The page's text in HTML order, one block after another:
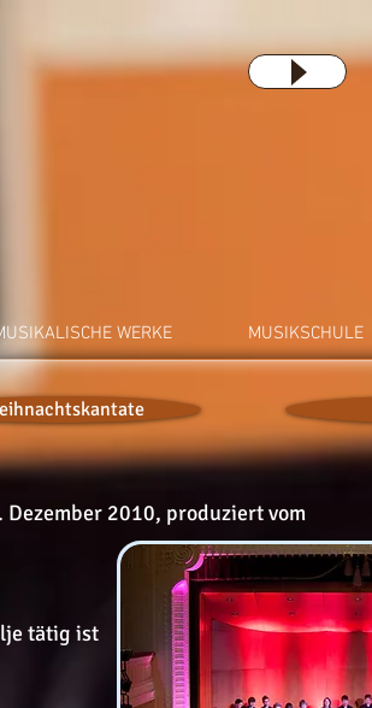
WERKE MUSIKSCHULE
2010, produziert vom
tätig ist